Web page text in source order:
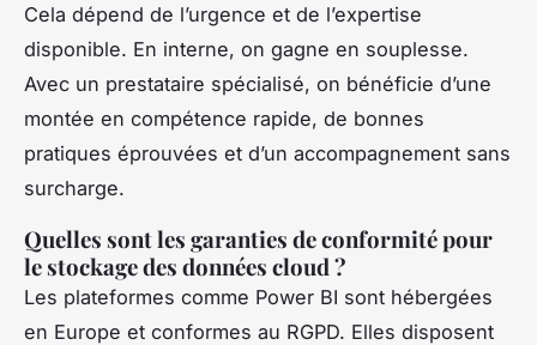
Cela dépend de l’urgence et de l’expertise
disponible. En interne, on gagne en souplesse.
Avec un prestataire spécialisé, on bénéficie d’une
montée en compétence rapide, de bonnes
pratiques éprouvées et d’un accompagnement sans
surcharge.
Quelles sont les garanties de conformité pour
le stockage des données cloud ?
Les plateformes comme Power BI sont hébergées
en Europe et conformes au RGPD. Elles disposent